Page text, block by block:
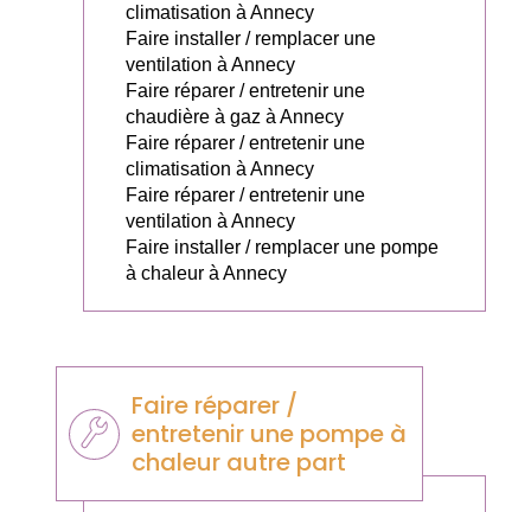
climatisation à Annecy
Faire installer / remplacer une
ventilation à Annecy
Faire réparer / entretenir une
chaudière à gaz à Annecy
Faire réparer / entretenir une
climatisation à Annecy
Faire réparer / entretenir une
ventilation à Annecy
Faire installer / remplacer une pompe
à chaleur à Annecy
Faire réparer /
entretenir une pompe à
chaleur autre part